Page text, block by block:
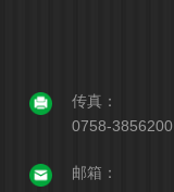
传真：
0758-3856200
邮箱：